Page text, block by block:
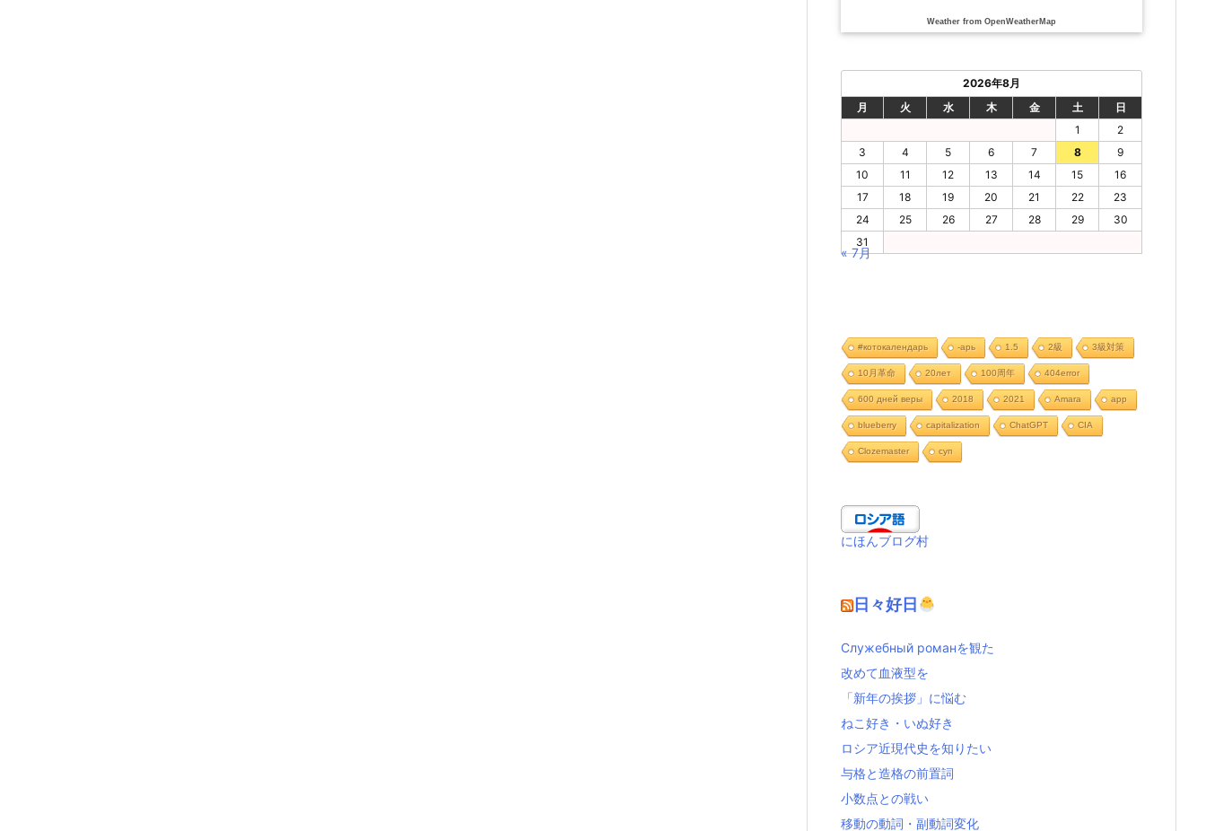
Weather from OpenWeatherMap
2026年8月
月
火 水 木 金 土
日
1
2
3
4 5 6 7 8
9
10
11 12 13 14 15
16
17
18 19 20 21 22
23
24
25 26 27 28 29
30
31
« 7月
#котокалендарь -арь 1.5 2級 3級対策
10月革命 20лет 100周年 404error
600 дней веры 2018 2021 Amara app
blueberry capitalization ChatGPT CIA
Clozemaster cуп
にほんブログ村
日々好日
Служебный романを観た
改めて血液型を
「新年の挨拶」に悩む
ねこ好き・いぬ好き
ロシア近現代史を知りたい
与格と造格の前置詞
小数点との戦い
移動の動詞・副動詞変化